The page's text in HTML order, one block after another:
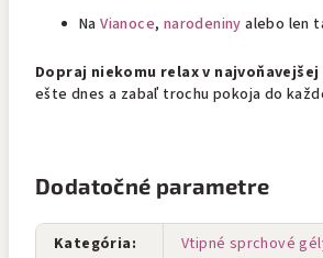
NaVianoce, narodeniny alebo len
Dopraj niekomu relax v
ešte dnes a zabaľ trochu pokoja do
Dodatočné parametre
Kategória: Vtipné sprchové